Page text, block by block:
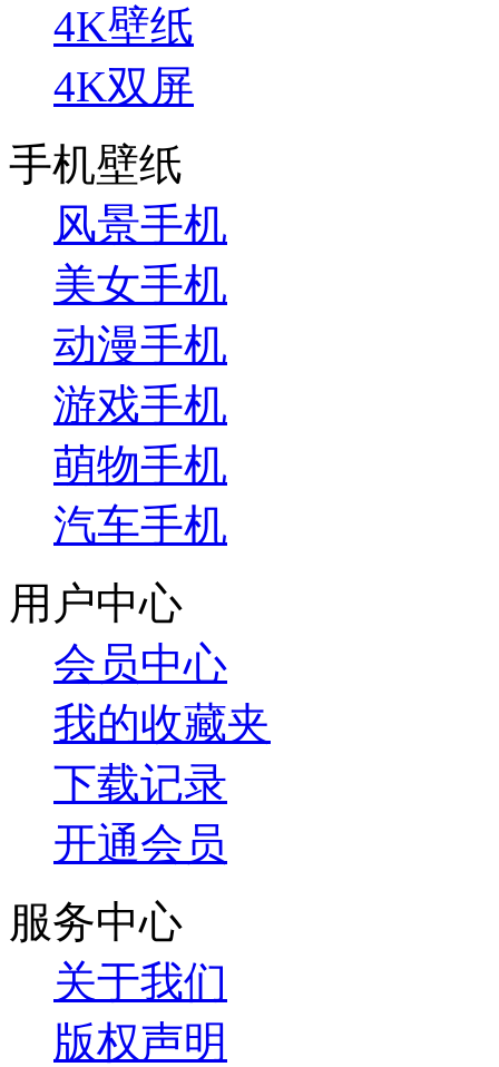
4K壁纸
4K双屏
手机壁纸
风景手机
美女手机
动漫手机
游戏手机
萌物手机
汽车手机
用户中心
会员中心
我的收藏夹
下载记录
开通会员
服务中心
关于我们
版权声明